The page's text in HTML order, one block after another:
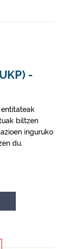
-
entitateak
biltzen
inguruko
du.